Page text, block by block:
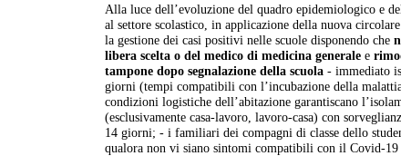
Alla luce dell’evoluzione del quadro epidemiologico e
al settore scolastico, in applicazione della nuova
la gestione dei casi positivi nelle scuole disponendo che
libera scelta o del medico di medicina generale e
tampone dopo segnalazione della scuola - immediato
giorni (tempi compatibili con l’incubazione della
condizioni logistiche dell’abitazione garantiscano
(esclusivamente casa-lavoro, lavoro-casa) con
14 giorni; - i familiari dei compagni di classe dello
qualora non vi siano sintomi compatibili con il Covid-